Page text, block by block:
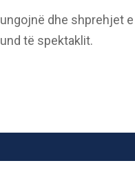
dhe shprehjet
të spektaklit.